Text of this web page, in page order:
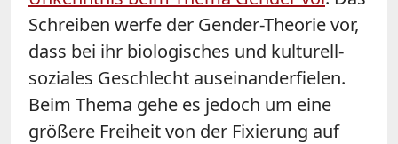
Schreiben werfe der Gender-Theorie vor,
dass bei ihr biologisches und kulturell-
soziales Geschlecht auseinanderfielen.
Beim Thema gehe es jedoch um eine
größere Freiheit von der Fixierung auf